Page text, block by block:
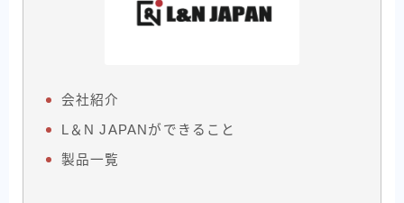
会社紹介
L＆N JAPANができること
製品一覧